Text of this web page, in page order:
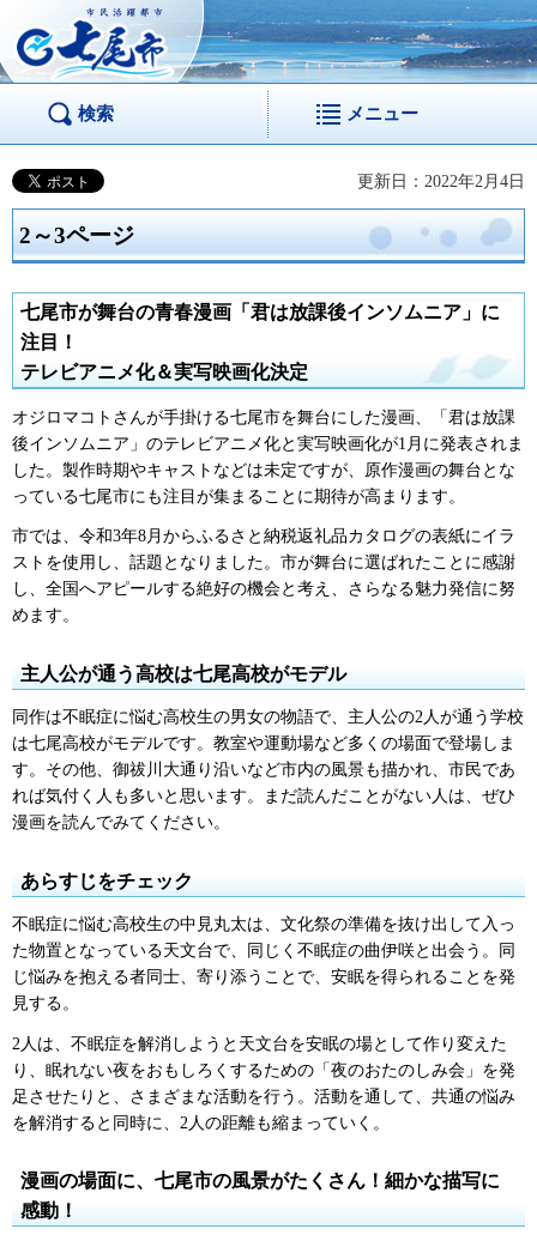
市民活躍都市 七尾
市
検索 メニュー
更新日：2022年2月4日
2～3ページ
七尾市が舞台の青春漫画「君は放課後インソムニア」に
注目！
テレビアニメ化＆実写映画化決定
オジロマコトさんが手掛ける七尾市を舞台にした漫画、「君は放課
後インソムニア」のテレビアニメ化と実写映画化が1月に発表されま
した。製作時期やキャストなどは未定ですが、原作漫画の舞台とな
っている七尾市にも注目が集まることに期待が高まります。
市では、令和3年8月からふるさと納税返礼品カタログの表紙にイラ
ストを使用し、話題となりました。市が舞台に選ばれたことに感謝
し、全国へアピールする絶好の機会と考え、さらなる魅力発信に努
めます。
主人公が通う高校は七尾高校がモデル
同作は不眠症に悩む高校生の男女の物語で、主人公の2人が通う学校
は七尾高校がモデルです。教室や運動場など多くの場面で登場しま
す。その他、御祓川大通り沿いなど市内の風景も描かれ、市民であ
れば気付く人も多いと思います。まだ読んだことがない人は、ぜひ
漫画を読んでみてください。
あらすじをチェック
不眠症に悩む高校生の中見丸太は、文化祭の準備を抜け出して入っ
た物置となっている天文台で、同じく不眠症の曲伊咲と出会う。同
じ悩みを抱える者同士、寄り添うことで、安眠を得られることを発
見する。
2人は、不眠症を解消しようと天文台を安眠の場として作り変えた
り、眠れない夜をおもしろくするための「夜のおたのしみ会」を発
足させたりと、さまざまな活動を行う。活動を通して、共通の悩み
を解消すると同時に、2人の距離も縮まっていく。
漫画の場面に、七尾市の風景がたくさん！細かな描写に
感動！